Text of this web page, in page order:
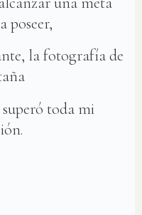
poseer,
la fotografía de
toda mi